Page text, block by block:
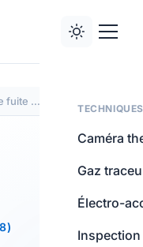
TECHNIQUES
Caméra
Gaz
Électro-
Recherche fuite Verneuil-sur-Seine — localisation minutieuse